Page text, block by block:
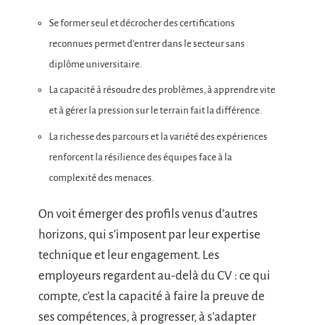
Se former seul et décrocher des certifications
reconnues permet d’entrer dans le secteur sans
diplôme universitaire.
La capacité à résoudre des problèmes, à apprendre vite
et à gérer la pression sur le terrain fait la différence.
La richesse des parcours et la variété des expériences
renforcent la résilience des équipes face à la
complexité des menaces.
On voit émerger des profils venus d’autres
horizons, qui s’imposent par leur expertise
technique et leur engagement. Les
employeurs regardent au-delà du CV : ce qui
compte, c’est la capacité à faire la preuve de
ses compétences, à progresser, à s’adapter